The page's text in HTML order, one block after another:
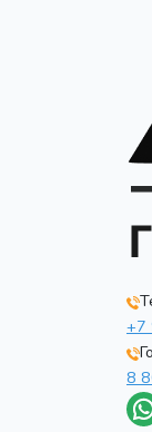
+7
8